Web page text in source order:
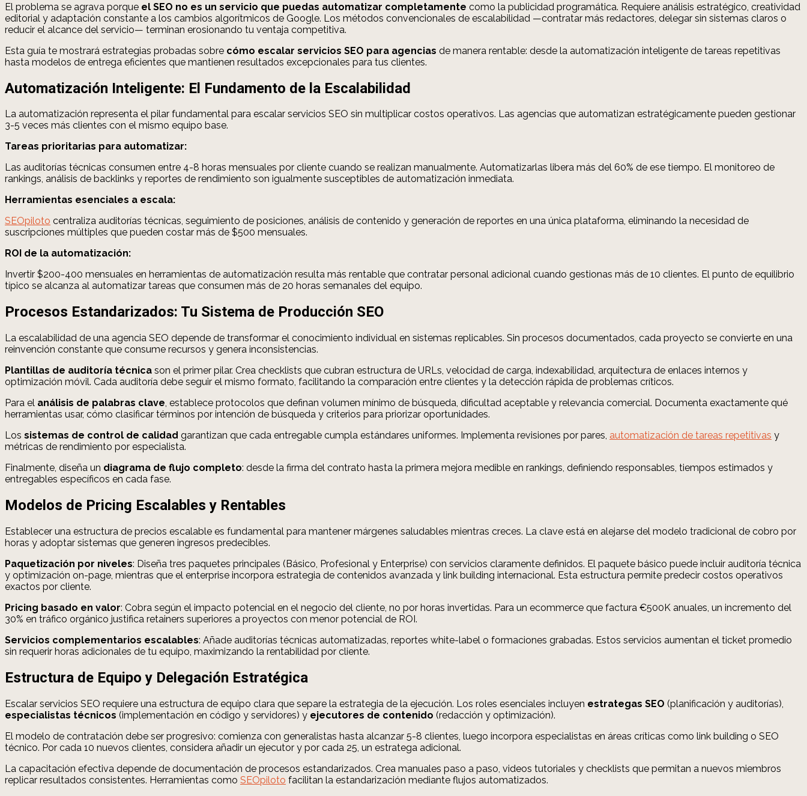
El problema se agrava porque el SEO no es un servicio que puedas automatizar completamente como la publicidad programática. Requiere análisis estratégico, creatividad
editorial y adaptación constante a los cambios algorítmicos de Google. Los métodos convencionales de escalabilidad —contratar más redactores, delegar sin sistemas claros o
reducir el alcance del servicio— terminan erosionando tu ventaja competitiva.
Esta guía te mostrará estrategias probadas sobre cómo escalar servicios SEO para agencias de manera rentable: desde la automatización inteligente de tareas repetitivas
hasta modelos de entrega eficientes que mantienen resultados excepcionales para tus clientes.
Automatización Inteligente: El Fundamento de la Escalabilidad
La automatización representa el pilar fundamental para escalar servicios SEO sin multiplicar costos operativos. Las agencias que automatizan estratégicamente pueden gestionar
3-5 veces más clientes con el mismo equipo base.
Tareas prioritarias para automatizar:
Las auditorías técnicas consumen entre 4-8 horas mensuales por cliente cuando se realizan manualmente. Automatizarlas libera más del 60% de ese tiempo. El monitoreo de
rankings, análisis de backlinks y reportes de rendimiento son igualmente susceptibles de automatización inmediata.
Herramientas esenciales a escala:
SEOpiloto centraliza auditorías técnicas, seguimiento de posiciones, análisis de contenido y generación de reportes en una única plataforma, eliminando la necesidad de
suscripciones múltiples que pueden costar más de $500 mensuales.
ROI de la automatización:
Invertir $200-400 mensuales en herramientas de automatización resulta más rentable que contratar personal adicional cuando gestionas más de 10 clientes. El punto de equilibrio
típico se alcanza al automatizar tareas que consumen más de 20 horas semanales del equipo.
Procesos Estandarizados: Tu Sistema de Producción SEO
La escalabilidad de una agencia SEO depende de transformar el conocimiento individual en sistemas replicables. Sin procesos documentados, cada proyecto se convierte en una
reinvención constante que consume recursos y genera inconsistencias.
Plantillas de auditoría técnica son el primer pilar. Crea checklists que cubran estructura de URLs, velocidad de carga, indexabilidad, arquitectura de enlaces internos y
optimización móvil. Cada auditoría debe seguir el mismo formato, facilitando la comparación entre clientes y la detección rápida de problemas críticos.
Para el análisis de palabras clave, establece protocolos que definan volumen mínimo de búsqueda, dificultad aceptable y relevancia comercial. Documenta exactamente qué
herramientas usar, cómo clasificar términos por intención de búsqueda y criterios para priorizar oportunidades.
Los sistemas de control de calidad garantizan que cada entregable cumpla estándares uniformes. Implementa revisiones por pares, automatización de tareas repetitivas y
métricas de rendimiento por especialista.
Finalmente, diseña un diagrama de flujo completo: desde la firma del contrato hasta la primera mejora medible en rankings, definiendo responsables, tiempos estimados y
entregables específicos en cada fase.
Modelos de Pricing Escalables y Rentables
Establecer una estructura de precios escalable es fundamental para mantener márgenes saludables mientras creces. La clave está en alejarse del modelo tradicional de cobro por
horas y adoptar sistemas que generen ingresos predecibles.
Paquetización por niveles: Diseña tres paquetes principales (Básico, Profesional y Enterprise) con servicios claramente definidos. El paquete básico puede incluir auditoría técnica
y optimización on-page, mientras que el enterprise incorpora estrategia de contenidos avanzada y link building internacional. Esta estructura permite predecir costos operativos
exactos por cliente.
Pricing basado en valor: Cobra según el impacto potencial en el negocio del cliente, no por horas invertidas. Para un ecommerce que factura €500K anuales, un incremento del
30% en tráfico orgánico justifica retainers superiores a proyectos con menor potencial de ROI.
Servicios complementarios escalables: Añade auditorías técnicas automatizadas, reportes white-label o formaciones grabadas. Estos servicios aumentan el ticket promedio
sin requerir horas adicionales de tu equipo, maximizando la rentabilidad por cliente.
Estructura de Equipo y Delegación Estratégica
Escalar servicios SEO requiere una estructura de equipo clara que separe la estrategia de la ejecución. Los roles esenciales incluyen estrategas SEO (planificación y auditorías),
especialistas técnicos (implementación en código y servidores) y ejecutores de contenido (redacción y optimización).
El modelo de contratación debe ser progresivo: comienza con generalistas hasta alcanzar 5-8 clientes, luego incorpora especialistas en áreas críticas como link building o SEO
técnico. Por cada 10 nuevos clientes, considera añadir un ejecutor y por cada 25, un estratega adicional.
La capacitación efectiva depende de documentación de procesos estandarizados. Crea manuales paso a paso, videos tutoriales y checklists que permitan a nuevos miembros
replicar resultados consistentes. Herramientas como SEOpiloto facilitan la estandarización mediante flujos automatizados.